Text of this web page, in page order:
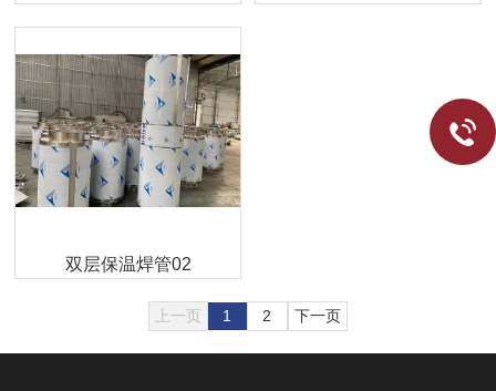
双层保温焊管02
上一页 1 2 下一页